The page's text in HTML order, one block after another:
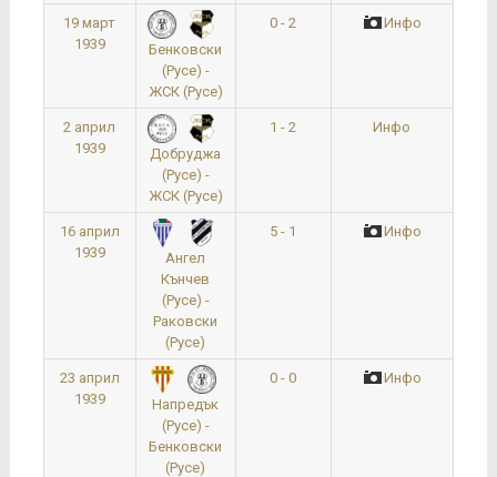
19 март
1939
Бенковски
(Русе) -
ЖСК (Русе)
0 - 2 Инфо
2 април
1939
Добруджа
(Русе) -
ЖСК (Русе)
1 - 2 Инфо
16 април
1939
Ангел
Кънчев
(Русе) -
Раковски
(Русе)
5 - 1 Инфо
23 април
1939
Напредък
(Русе) -
Бенковски
(Русе)
0 - 0 Инфо